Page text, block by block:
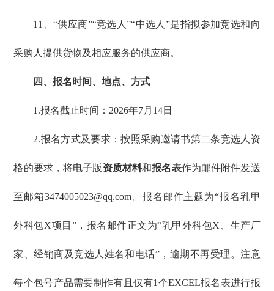
11、“供应商”“竞选人”“中选人”是指拟参加竞选和向
采购人提供货物及相应服务的供应商。
四、报名时间、地点、方式
1.报名截止时间：2026年7月14日
2.报名方式及要求：按照采购邀请书第二条竞选人资
格的要求，将电子版 资质材料和报名表作为邮件附件发送
至邮箱3474005023@qq.com。报名邮件主题为“报名乳甲
外科包X项目”，报名邮件正文为“乳甲外科包X、生产厂
家、经销商及竞选人姓名和电话”，逾期不再受理。注意
每个包号产品需要制作有且仅有1个EXCEL报名表进行报